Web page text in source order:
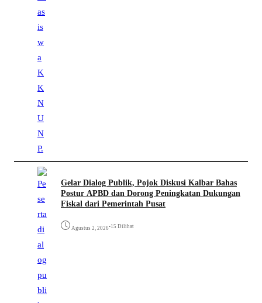
Gelar Dialog Publik, Pojok Diskusi Kalbar Bahas
Postur APBD dan Dorong Peningkatan Dukungan
Fiskal dari Pemerintah Pusat
Agustus 2, 2026•15 Dilihat